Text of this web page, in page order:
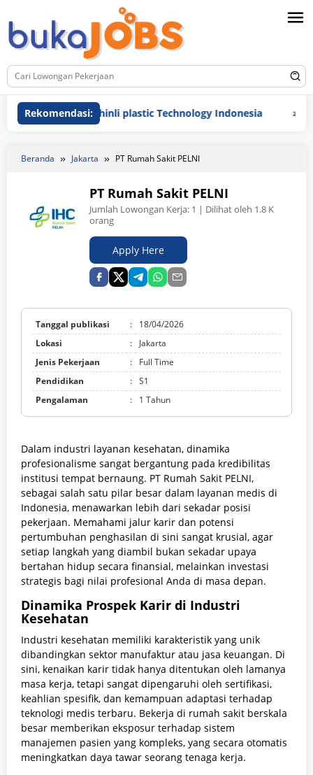
ke
konten
Rekomendasi:
PT Chinli plastic Technology Indonesia PT
Beranda Jakarta PT Rumah Sakit PELNI
PT Rumah Sakit PELNI
Jumlah Lowongan Kerja: 1 | Dilihat oleh 1.8 K
orang
Apply Here
Tanggal publikasi :
18/04/2026
Lokasi
:
Jakarta
Jenis Pekerjaan
:
Full Time
Pendidikan
: S1
Pengalaman
: 1 Tahun
Dalam industri layanan kesehatan, dinamika
profesionalisme sangat bergantung pada kredibilitas
institusi tempat bernaung. PT Rumah Sakit PELNI,
sebagai salah satu pilar besar dalam layanan medis di
Indonesia, menawarkan lebih dari sekadar posisi
pekerjaan. Memahami jalur karir dan potensi
pertumbuhan penghasilan di sini sangat krusial, agar
setiap langkah yang diambil bukan sekadar upaya
bertahan hidup secara finansial, melainkan investasi
strategis bagi nilai profesional Anda di masa depan.
Dinamika Prospek Karir di Industri
Kesehatan
Industri kesehatan memiliki karakteristik yang unik
dibandingkan sektor manufaktur atau jasa keuangan. Di
sini, kenaikan karir tidak hanya ditentukan oleh lamanya
masa kerja, tetapi sangat dipengaruhi oleh sertifikasi,
keahlian spesifik, dan kemampuan adaptasi terhadap
teknologi medis terbaru. Bekerja di rumah sakit berskala
besar memberikan eksposur terhadap sistem
manajemen pasien yang kompleks, yang secara otomatis
meningkatkan daya tawar seorang tenaga kerja.